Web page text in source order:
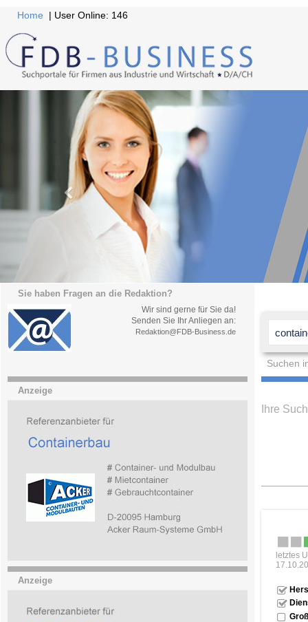
Home | User Online: 146
Sie haben Fragen an die Redaktion?
Wir sind gerne für Sie da!
Senden Sie Ihr Anliegen an:
Redaktion@FDB-Business.de
Suchen
Anzeige
Anzeige
Ihre
letztes